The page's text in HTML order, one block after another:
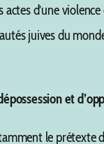
d’une
juives du
et
le prétexte